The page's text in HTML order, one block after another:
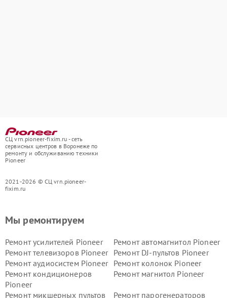
СЦ vrn.pioneer-fixim.ru - сеть
сервисных центров в Воронеже по
ремонту и обслуживанию техники
Pioneer
2021-2026 © СЦ vrn.pioneer-
fixim.ru
Мы ремонтируем
Ремонт усилителей Pioneer
Ремонт автомагнитол Pioneer
Ремонт телевизоров Pioneer
Ремонт DJ-пультов Pioneer
Ремонт аудиосистем Pioneer
Ремонт колонок Pioneer
Ремонт кондиционеров
Pioneer
Ремонт магнитол Pioneer
Ремонт микшерных пультов
Ремонт парогенераторов